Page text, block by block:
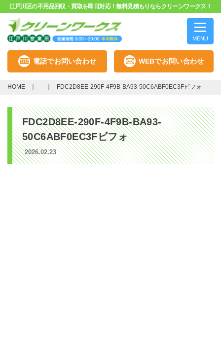
江戸川区の不用品回収・買取を即日対応！無料見積もりならクリーンワークス！
MENU
電話でお問い合わせ WEBでお問い合わせ
HOME FDC2D8EE-290F-4F9B-BA93-50C6ABF0EC3Fビフォ
FDC2D8EE-290F-4F9B-BA93-
50C6ABF0EC3Fビフォ
2026.02.23